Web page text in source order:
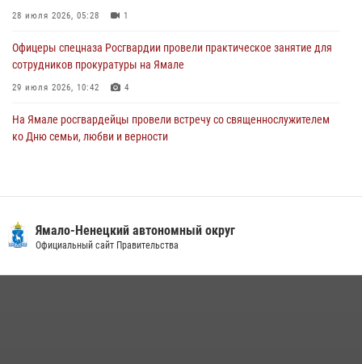
28 июля 2026, 05:28 1
Офицеры спецназа Росгвардии провели практическое занятие для
сотрудников прокуратуры на Ямале
29 июля 2026, 10:42 4
На Ямале росгвардейцы провели встречу со священнослужителем
ко Дню семьи, любви и верности
«Каникулы с Росгвардией» продолжаются на Ямале
Ямало-Ненецкий автономный округ
Официальный сайт Правительства